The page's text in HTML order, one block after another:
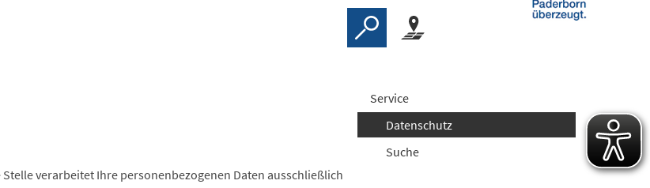
verarbeitet Ihre personenbezogenen Daten ausschließlich
Service
Datenschutz
Suche